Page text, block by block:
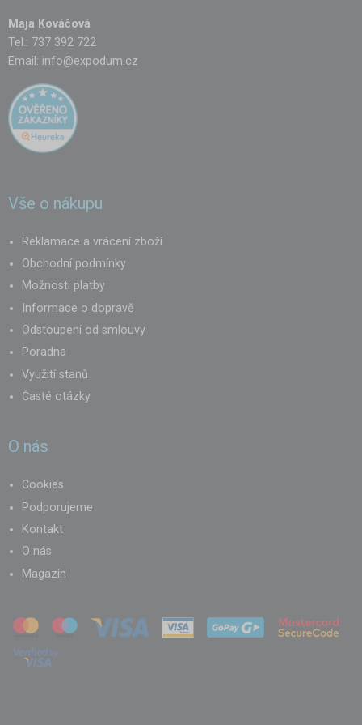
Maja Kováčová
Tel.: 737 392 722
Email: info@expodum.cz
Vše o nákupu
Reklamace a vrácení zboží
Obchodní podmínky
Možnosti platby
Informace o dopravě
Odstoupení od smlouvy
Poradna
Využití stanů
Časté otázky
O nás
Cookies
Podporujeme
Kontakt
O nás
Magazín